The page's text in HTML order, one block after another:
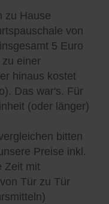
zu Hause
von
5 Euro
einer
hinaus kostet
Das war's. Für
(oder länger)
bitten
Preise inkl.
Zeit mit
Tür zu Tür